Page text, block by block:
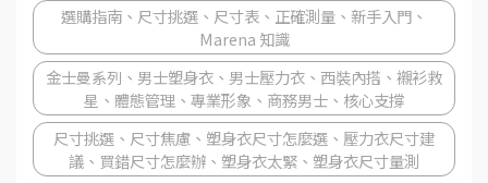
選購指南、尺寸挑選、尺寸表、正確測量、新手入門、
Marena 知識
金士曼系列、男士塑身衣、男士壓力衣、西裝內搭、襯衫救
星、體態管理、專業形象、商務男士、核心支撐
尺寸挑選、尺寸焦慮、塑身衣尺寸怎麼選、壓力衣尺寸建
議、買錯尺寸怎麼辦、塑身衣太緊、塑身衣尺寸量測